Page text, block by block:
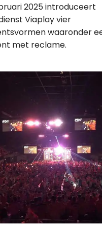
2025 introduceert
Viaplay vier
waaronder
met reclame.